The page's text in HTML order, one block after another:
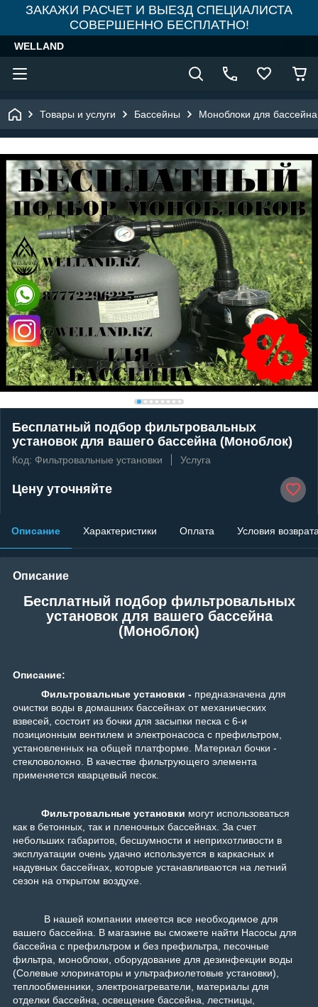
ЗАКАЖИ РАСЧЕТ И ВЫЕЗД СПЕЦИАЛИСТА
СОВЕРШЕННО БЕСПЛАТНО!
WELLAND
Товары и услуги Бассейны Моноблоки для бассейна
Бесплатный подбор фильтровальных
установок для вашего бассейна (Моноблок)
Код: Фильтровальные установки Услуга
Цену уточняйте
Описание Характеристики Оплата Условия
Описание
Бесплатный подбор фильтровальных
установок для вашего бассейна
(Моноблок)
Описание:
Фильтровальные установки - предназначена для
очистки воды в домашних бассейнах от механических
взвесей, состоит из бочки для засыпки песка с 6-и
позиционным вентилем и электронасоса с префильтром,
установленных на общей платформе. Материал бочки -
стекловолокно. В качестве фильтрующего элемента
применяется кварцевый песок.
Фильтровальные установки могут использоваться
как в бетонных, так и пленочных бассейнах. За счет
небольших габаритов, бесшумности и неприхотливости в
эксплуатации очень удачно используется в каркасных и
надувных бассейнах, которые устанавливаются на летний
сезон на открытом воздухе.
В нашей компании имеется все необходимое для
вашего бассейна. В магазине вы сможете найти Насосы для
бассейна с префильтром и без префильтра, песочные
фильтра, моноблоки, оборудование для дезинфекции воды
(Солевые хлоринаторы и ультрафиолетовые установки),
теплообменники, электронагреватели, материалы для
отделки бассейна, освещение бассейна, лестницы,